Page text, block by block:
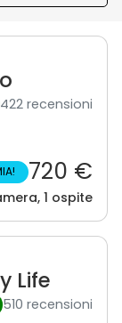
422 recensioni
720 €
1 ospite
Life
510 recensioni